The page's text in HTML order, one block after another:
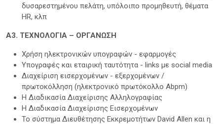
δυσαρεστημένου πελάτη, υπόλοιπο προμηθευτή, θέματα
HR, κλπ
Α3. ΤΕΧΝΟΛΟΓΙΑ – ΟΡΓΑΝΩΣΗ
Χρήση ηλεκτρονικών υπογραφών - εφαρμογές
Υπογραφές και εταιρική ταυτότητα - links με social media
Διαχείριση εισερχομένων - εξερχομένων /
πρωτοκόλληση (ηλεκτρονικό πρωτόκολλο Abpm)
Η Διαδικασία Διαχείρισης Αλληλογραφίας
Η Διαδικασία Διαχείρισης Εισερχομένων
Το σύστημα Διευθέτησης Εκκρεμοτήτων David Allen και η